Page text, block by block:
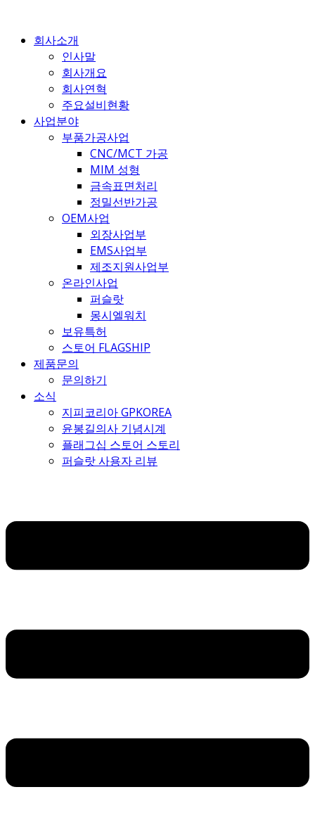
회사소개
인사말
회사개요
회사연혁
주요설비현황
사업분야
부품가공사업
CNC/MCT 가공
MIM 성형
금속표면처리
정밀선반가공
OEM사업
외장사업부
EMS사업부
제조지원사업부
온라인사업
퍼슬랏
몽시엘워치
보유특허
스토어 FLAGSHIP
제품문의
문의하기
소식
지피코리아 GPKOREA
윤봉길의사 기념시계
플래그십 스토어 스토리
퍼슬랏 사용자 리뷰